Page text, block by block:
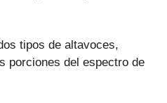
tipos de altavoces,
porciones del espectro de